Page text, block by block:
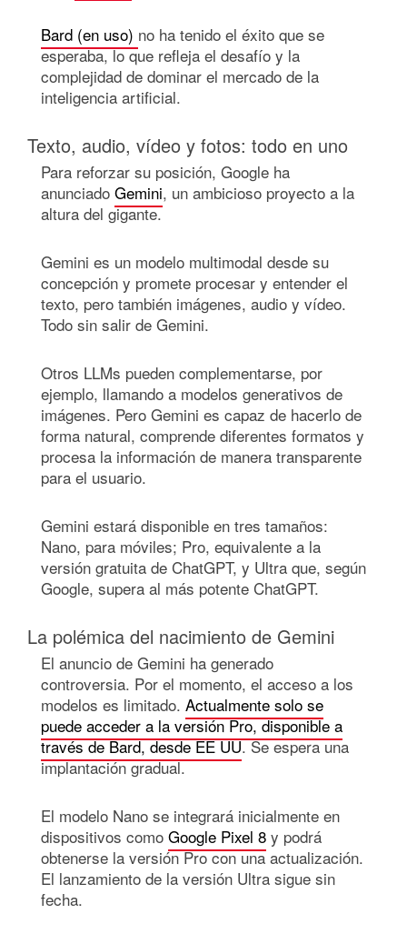
Bard (en uso) no ha tenido el éxito que se
esperaba, lo que refleja el desafío y la
complejidad de dominar el mercado de la
inteligencia artificial.
Texto, audio, vídeo y fotos: todo en uno
Para reforzar su posición, Google ha
anunciado Gemini, un ambicioso proyecto a la
altura del gigante.
Gemini es un modelo multimodal desde su
concepción y promete procesar y entender el
texto, pero también imágenes, audio y vídeo.
Todo sin salir de Gemini.
Otros LLMs pueden complementarse, por
ejemplo, llamando a modelos generativos de
imágenes. Pero Gemini es capaz de hacerlo de
forma natural, comprende diferentes formatos y
procesa la información de manera transparente
para el usuario.
Gemini estará disponible en tres tamaños:
Nano, para móviles; Pro, equivalente a la
versión gratuita de ChatGPT, y Ultra que, según
Google, supera al más potente ChatGPT.
La polémica del nacimiento de Gemini
El anuncio de Gemini ha generado
controversia. Por el momento, el acceso a los
modelos es limitado. Actualmente solo se
puede acceder a la versión Pro, disponible a
través de Bard, desde EE UU. Se espera una
implantación gradual.
El modelo Nano se integrará inicialmente en
dispositivos como Google Pixel 8 y podrá
obtenerse la versión Pro con una actualización.
El lanzamiento de la versión Ultra sigue sin
fecha.